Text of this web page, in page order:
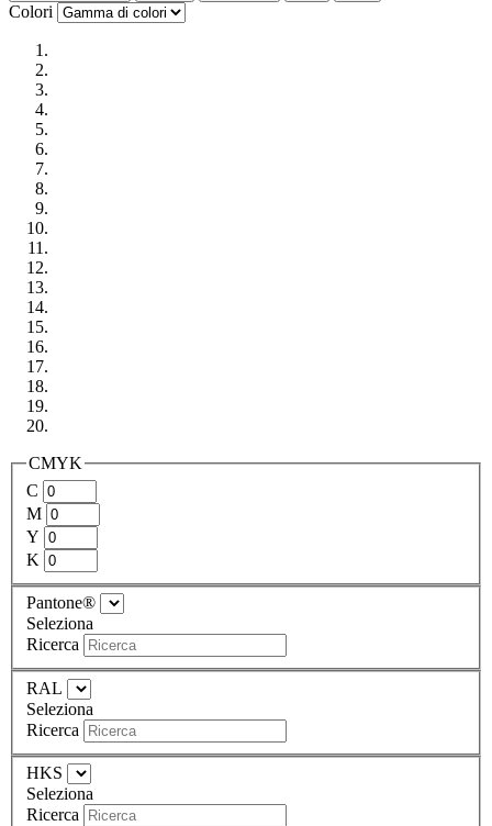
Colori
CMYK
C
M
Y
K
Pantone®
Seleziona
Ricerca
RAL
Seleziona
Ricerca
HKS
Seleziona
Ricerca